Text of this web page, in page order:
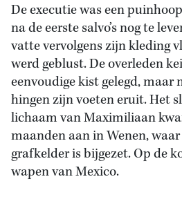
De executie was een
na de eerste salvo’s nog te
vatte vervolgens zijn kleding
werd geblust. De overleden
eenvoudige kist gelegd, maar
hingen zijn voeten eruit. Het
lichaam van Maximiliaan
maanden aan in Wenen,
grafkelder is bijgezet. Op de
wapen van Mexico.